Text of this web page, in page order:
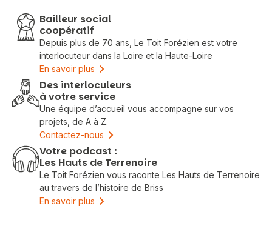
Bailleur social
coopératif
Depuis plus de 70 ans, Le Toit Forézien est votre
interlocuteur dans la Loire et la Haute-Loire
En savoir plus
Des interloculeurs
à votre service
Une équipe d’accueil vous accompagne sur vos
projets, de A à Z.
Contactez-nous
Votre podcast :
Les Hauts de Terrenoire
Le Toit Forézien vous raconte Les Hauts de Terrenoire
au travers de l’histoire de Briss
En savoir plus